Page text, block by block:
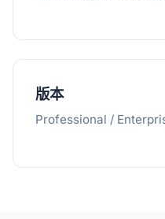
版本
Professional /